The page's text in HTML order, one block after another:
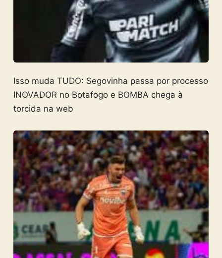
Isso muda TUDO: Segovinha passa por processo
INOVADOR no Botafogo e BOMBA chega à
torcida na web